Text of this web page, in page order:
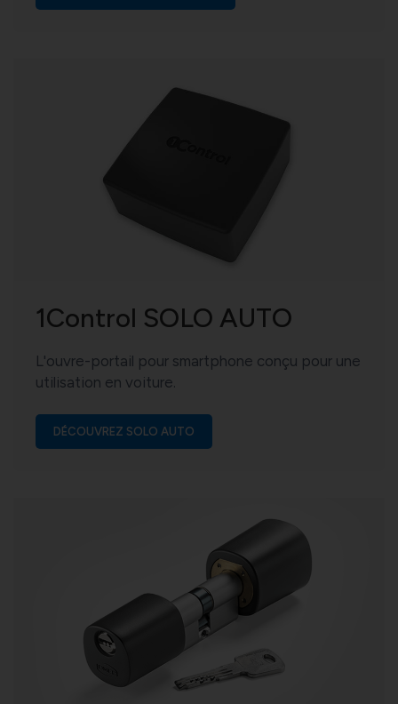
1Control SOLO AUTO
L'ouvre-portail pour smartphone conçu pour une
utilisation en voiture.
DÉCOUVREZ SOLO AUTO